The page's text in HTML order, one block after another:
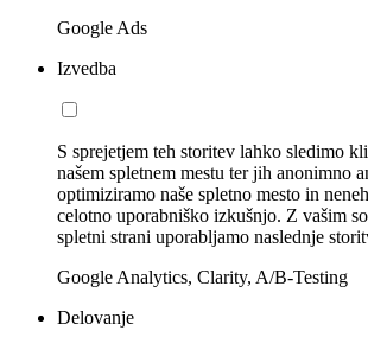
Google Ads
Izvedba
S sprejetjem teh storitev lahko sledimo
našem spletnem mestu ter jih anonimno
optimiziramo naše spletno mesto in
celotno uporabniško izkušnjo. Z vašim
spletni strani uporabljamo naslednje
Google Analytics, Clarity, A/B-Testing
Delovanje